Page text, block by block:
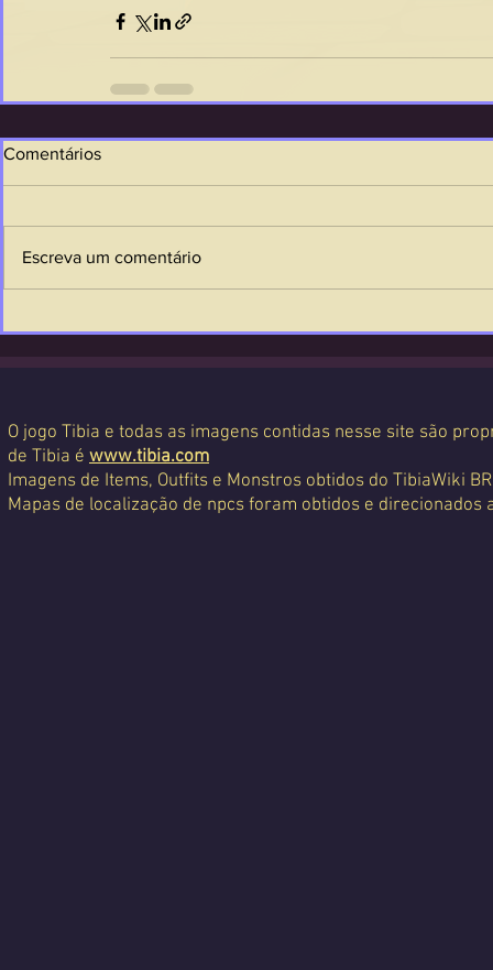
Comentários
Escreva um comentário
O jogo Tibia e todas as imagens contidas nesse site são
de Tibia é www.tibia.com
Imagens de Items, Outfits e Monstros obtidos do TibiaWiki
Mapas de localização de npcs foram obtidos e direcionados